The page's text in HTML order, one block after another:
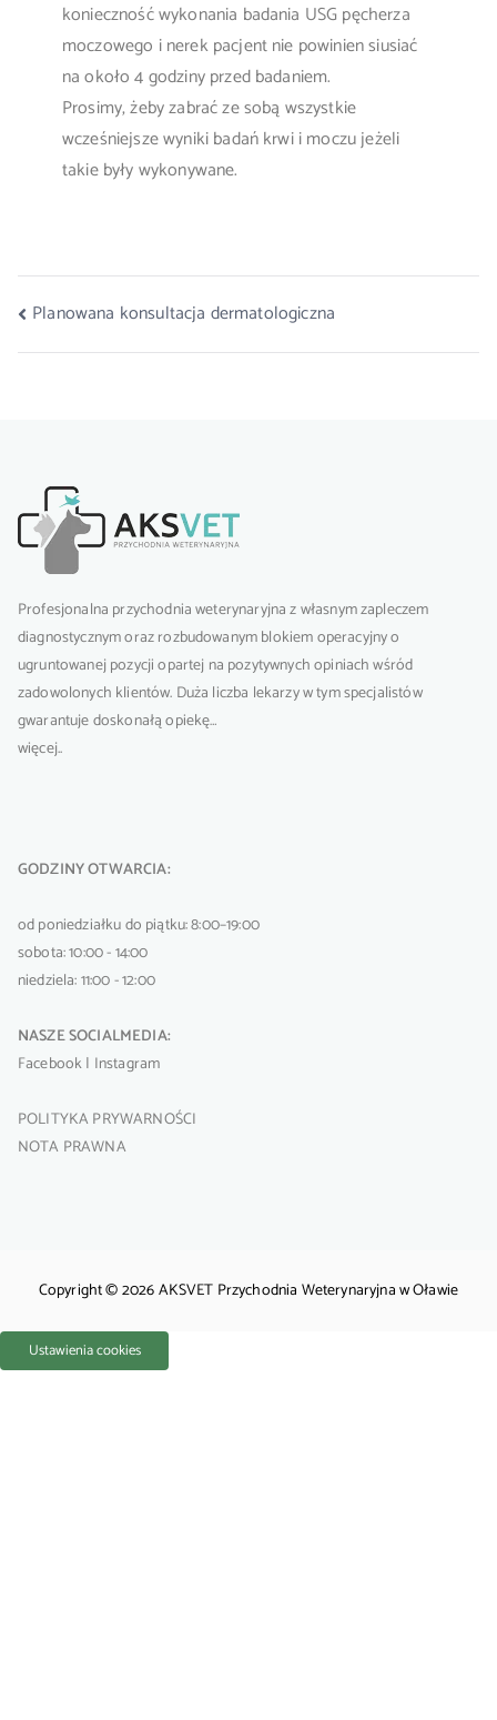
konieczność wykonania badania USG pęcherza
moczowego i nerek pacjent nie powinien siusiać
na około 4 godziny przed badaniem.
Prosimy, żeby zabrać ze sobą wszystkie
wcześniejsze wyniki badań krwi i moczu jeżeli
takie były wykonywane.
Planowana konsultacja dermatologiczna
Profesjonalna przychodnia weterynaryjna z własnym zapleczem
diagnostycznym oraz rozbudowanym blokiem operacyjny o
ugruntowanej pozycji opartej na pozytywnych opiniach wśród
zadowolonych klientów. Duża liczba lekarzy w tym specjalistów
gwarantuje doskonałą opiekę…
więcej..
GODZINY OTWARCIA:
od poniedziałku do piątku: 8:00–19:00
sobota: 10:00 - 14:00
niedziela: 11:00 - 12:00
NASZE SOCIALMEDIA:
Facebook| Instagram
POLITYKA PRYWARNOŚCI
NOTA PRAWNA
Copyright © 2026 AKSVET Przychodnia Weterynaryjna w Oławie
Ustawienia cookies